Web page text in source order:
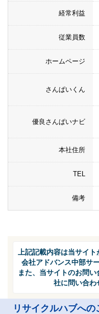
経常利益
従業員数
ホームページ
さんぱいくん
優良さんぱいナビ
本社住所
TEL
備考
上記記載内容は当サイ
会社アドバンス中部サ
また、当サイトのお問
社に問い合わ
リサイクルハブへ